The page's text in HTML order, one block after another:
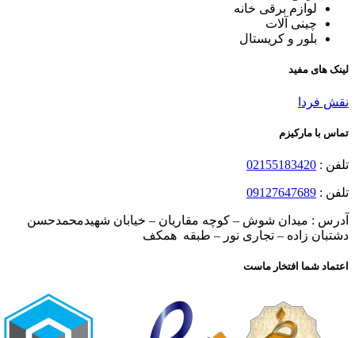
لوازم برقی خانه
چینی آلات
بلور و کریستال
لینک های مفید
نقش فردا
تماس با مارکیزم
تلفن : 02155183420
تلفن : 09127647689
آدرس : میدان شوش – کوچه مقاریان – خیابان شهیدمحمدحسن
دشتبان زاده – تجاری نور – طبقه همکف
اعتماد شما افتخار ماست